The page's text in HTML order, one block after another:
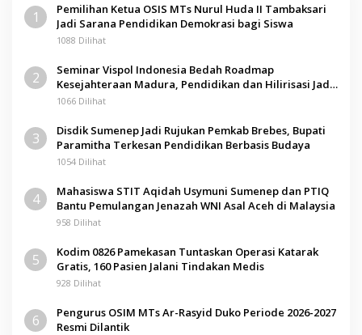
1
Pemilihan Ketua OSIS MTs Nurul Huda II Tambaksari
Jadi Sarana Pendidikan Demokrasi bagi Siswa
1088 Dilihat
2
Seminar Vispol Indonesia Bedah Roadmap
Kesejahteraan Madura, Pendidikan dan Hilirisasi Jadi
Kunci
1066 Dilihat
3
Disdik Sumenep Jadi Rujukan Pemkab Brebes, Bupati
Paramitha Terkesan Pendidikan Berbasis Budaya
1054 Dilihat
4
Mahasiswa STIT Aqidah Usymuni Sumenep dan PTIQ
Bantu Pemulangan Jenazah WNI Asal Aceh di Malaysia
958 Dilihat
5
Kodim 0826 Pamekasan Tuntaskan Operasi Katarak
Gratis, 160 Pasien Jalani Tindakan Medis
928 Dilihat
6
Pengurus OSIM MTs Ar-Rasyid Duko Periode 2026-2027
Resmi Dilantik